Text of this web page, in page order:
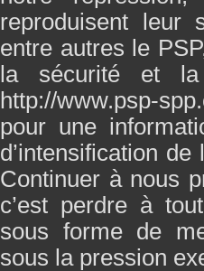
reproduisent leur
entre autres le
la sécurité et la
http://www.psp-
pour une
d’intensification
Continuer à nous
c’est perdre à
sous forme de
sous la pression